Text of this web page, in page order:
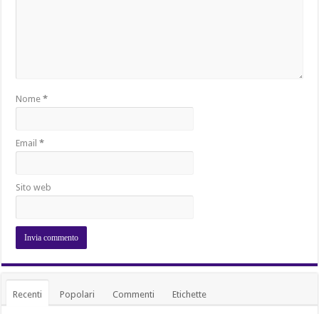
Nome*
Email*
Sito web
Recenti Popolari Commenti Etichette